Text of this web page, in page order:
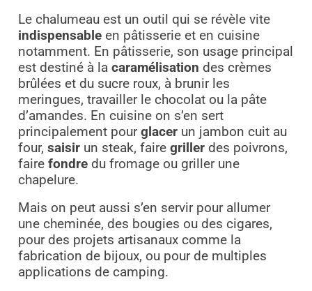
Le chalumeau est un outil qui se révèle vite
indispensableen pâtisserie et en cuisine
notamment. En pâtisserie, son usage principal
est destiné à la caramélisation des crèmes
brûlées et du sucre roux, à brunir les
meringues, travailler le chocolat ou la pâte
d’amandes. En cuisine on s’en sert
principalement pourglacerun jambon cuit au
four, saisirun steak, faire grillerdes poivrons,
faire fondredu fromage ou griller une
chapelure.
Mais on peut aussi s’en servir pour allumer
une cheminée, des bougies ou des cigares,
pour des projets artisanaux comme la
fabrication de bijoux, ou pour de multiples
applications de camping.